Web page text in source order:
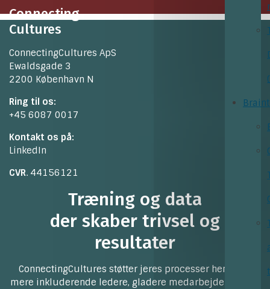
Connecting
Cultures
ConnectingCultures ApS
Ewaldsgade 3
2200 København N
Ring til os:
+45 6087 0017
Kontakt os på:
LinkedIn
CVR. 44156121
Træning og data
der skaber trivsel og
resultater
ConnectingCultures støtter jeres processer henimod
mere inkluderende ledere, gladere medarbejdere og en